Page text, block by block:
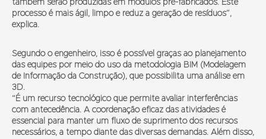
também serão produzidas em módulos pré-fabricados. Este
processo é mais ágil, limpo e reduz a geração de resíduos”,
explica.
Segundo o engenheiro, isso é possível graças ao planejamento
das equipes por meio do uso da metodologia BIM (Modelagem
de Informação da Construção), que possibilita uma análise em
3D.
“É um recurso tecnológico que permite avaliar interferências
com antecedência. A coordenação eficaz das atividades é
essencial para manter um fluxo de suprimento dos recursos
necessários, a tempo diante das diversas demandas. Além disso,